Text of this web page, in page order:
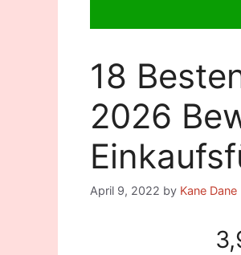
18
2026
April 9, 2022 by Kane Dane